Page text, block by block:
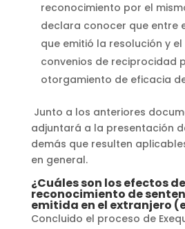
reconocimiento por el
declara conocer que entre
que emitió la resolución y el
convenios de reciprocidad
otorgamiento de eficacia
Junto a los anteriores
adjuntará a la presentación
demás que resulten
en general.
¿Cuáles son los efectos
reconocimiento de
emitida en el extranjero
Concluido el proceso de